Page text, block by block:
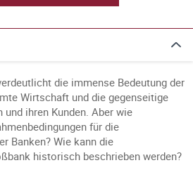
die immense Bedeutung der
Wirtschaft und die gegenseitige
ihren Kunden. Aber wie
für die
Banken? Wie kann die
historisch beschrieben werden?